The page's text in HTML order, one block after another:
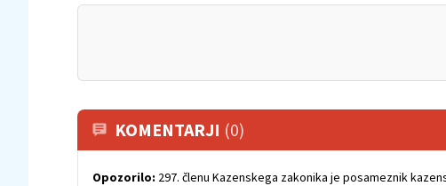
KOMENTARJI (0)
Opozorilo: 297. členu Kazenskega zakonika je posameznik